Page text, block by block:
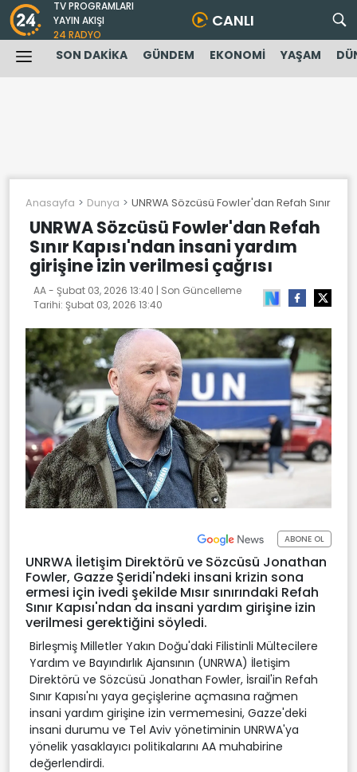
TV PROGRAMLARI
YAYIN AKIŞI
24 RADYO
CANLI
SON DAKİKA GÜNDEM EKONOMİ YAŞAM
Anasayfa Dunya UNRWA Sözcüsü Fowler'dan Refah Sınır
UNRWA Sözcüsü Fowler'dan Refah
Sınır Kapısı'ndan insani yardım
girişine izin verilmesi çağrısı
AA - Şubat 03, 2026 13:40 | Son Güncelleme
Tarihi: Şubat 03, 2026 13:40
ABONE OL
UNRWA İletişim Direktörü ve Sözcüsü Jonathan
Fowler, Gazze Şeridi'ndeki insani krizin sona
ermesi için ivedi şekilde Mısır sınırındaki Refah
Sınır Kapısı'ndan da insani yardım girişine izin
verilmesi gerektiğini söyledi.
Birleşmiş Milletler Yakın Doğu'daki Filistinli Mültecilere
Yardım ve Bayındırlık Ajansının (UNRWA) İletişim
Direktörü ve Sözcüsü Jonathan Fowler, İsrail'in Refah
Sınır Kapısı'nı yaya geçişlerine açmasına rağmen
insani yardım girişine izin vermemesini, Gazze'deki
insani durumu ve Tel Aviv yönetiminin UNRWA'ya
yönelik yasaklayıcı politikalarını AA muhabirine
değerlendirdi.